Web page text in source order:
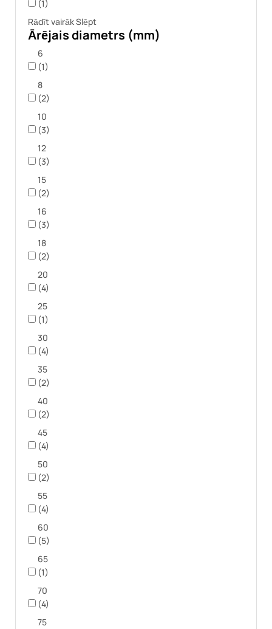
(1)
Rādīt vairākSlēpt
Ārējais diametrs (mm)
6
(1)
8
(2)
10
(3)
12
(3)
15
(2)
16
(3)
18
(2)
20
(4)
25
(1)
30
(4)
35
(2)
40
(2)
45
(4)
50
(2)
55
(4)
60
(5)
65
(1)
70
(4)
75